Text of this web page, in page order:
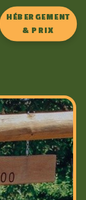
HÉBERGEMENT
& PRIX